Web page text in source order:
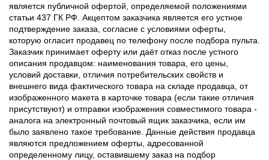
является публичной офертой, определяемой положениями
статьи 437 ГК РФ. Акцептом заказчика является его устное
подтверждение заказа, согласие с условиями оферты,
которую огласит продавец по телефону после подбора пульта.
Заказчик принимает оферту или даёт отказ после устного
описания продавцом: наименования товара, его цены,
условий доставки, отличия потребительских свойств и
внешнего вида фактического товара на складе продавца, от
изображенного макета в карточке товара (если такие отличия
присутствуют) и отправки изображения совместимого товара -
аналога на электронный почтовый ящик заказчика, если им
было заявлено такое требование. Данные действия продавца
являются предложением оферты, адресованной
определенному лицу, оставившему заказ на подбор